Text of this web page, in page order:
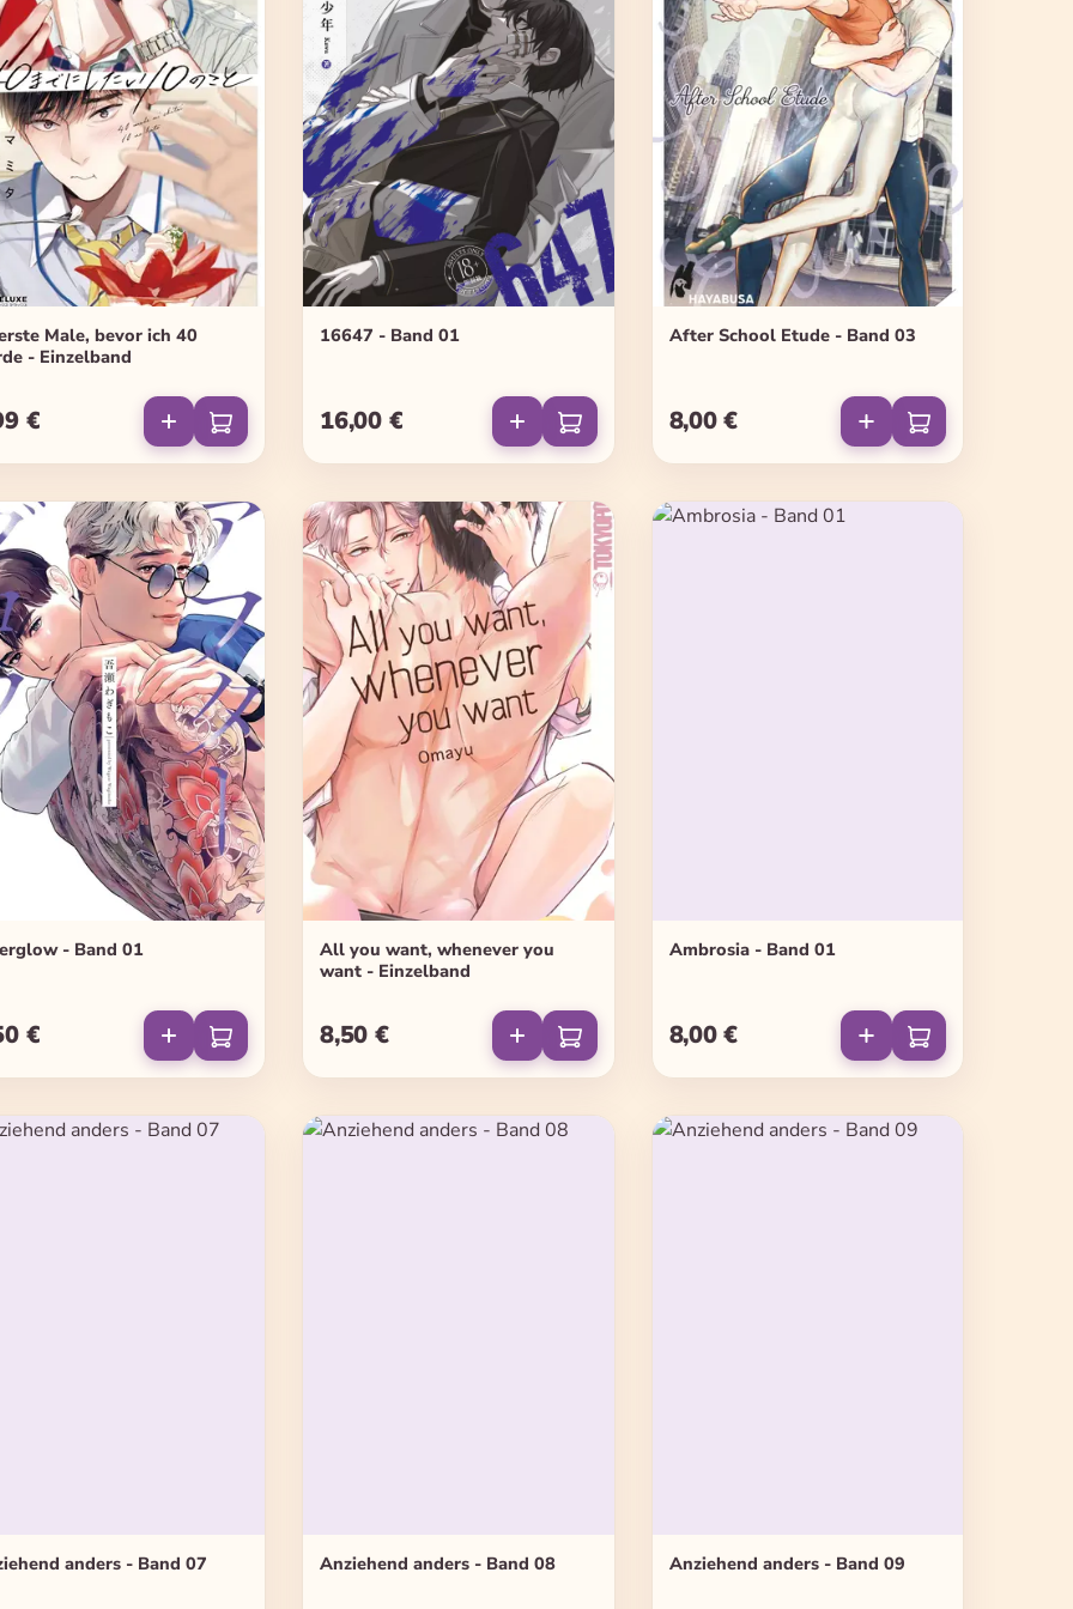
Male, bevor ich 40
- Einzelband
Preis:
€
16647 - Band 01
Regulärer Preis:
16,00 €
After School Etude - Band 03
Regulärer Preis:
8,00 €
- Band 01
Preis:
€
All you want, whenever you
want - Einzelband
Regulärer Preis:
8,50 €
Ambrosia - Band 01
Regulärer Preis:
8,00 €
anders - Band 07 Anziehend anders - Band 08 Anziehend anders - Band 09